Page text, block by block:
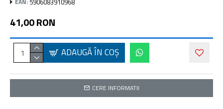
41,00 RON
ADAUGĂ ÎN COŞ
CERE INFORMATII